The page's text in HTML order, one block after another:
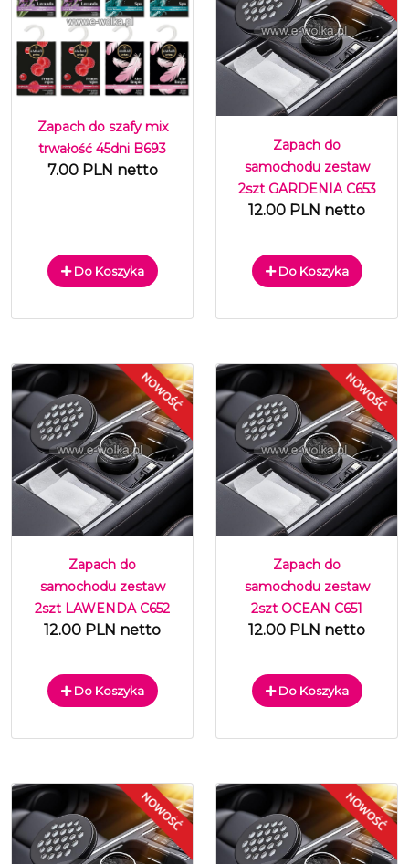
Zapach do szafy mix
trwałość 45dni B693
7.00 PLN netto
Do Koszyka
Zapach do
samochodu zestaw
2szt GARDENIA C653
12.00 PLN netto
Do Koszyka
Zapach do
samochodu zestaw
2szt LAWENDA C652
12.00 PLN netto
Do Koszyka
Zapach do
samochodu zestaw
2szt OCEAN C651
12.00 PLN netto
Do Koszyka